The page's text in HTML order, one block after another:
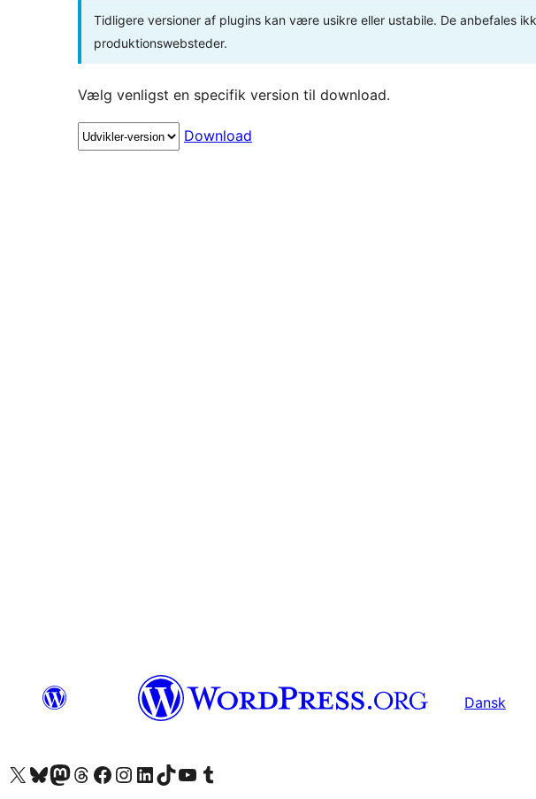
Tidligere versioner af plugins kan være usikre eller ustabile. De anbefales
produktionswebsteder.
Vælg venligst en specifik version til download.
Download
Dansk
Besøg vores X (tidligere Twitter) konto
Besøg vores Bluesky-konto
Besøg vores Mastodon konto
Besøg vores Threads-konto
Besøg vores Facebook sideBesøg vores Instagram konto
Besøg vores LinkedIn konto
Besøg vores TikTok-konto
Besøg vores YouTube-kanalBesøg vores Tumblr-konto